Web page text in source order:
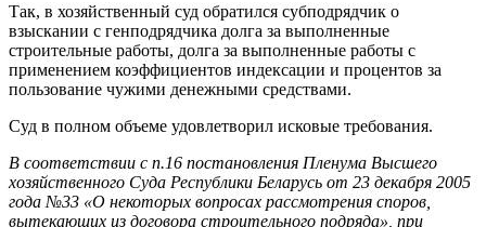
Так, в хозяйственный суд обратился субподрядчик о
взыскании с генподрядчика долга за выполненные
строительные работы, долга за выполненные работы с
применением коэффициентов индексации и процентов за
пользование чужими денежными средствами.
Суд в полном объеме удовлетворил исковые требования.
В соответствии с п.16 постановления Пленума Высшего
хозяйственного Суда Республики Беларусь от 23 декабря 2005
года №33 «О некоторых вопросах рассмотрения споров,
вытекающих из договора строительного подряда», при